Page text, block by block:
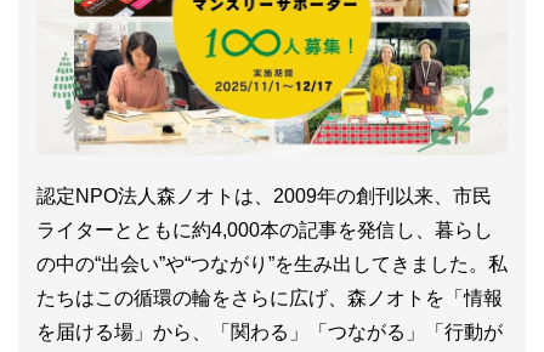
認定NPO法人森ノオトは、2009年の創刊以来、市民
ライターとともに約4,000本の記事を発信し、暮らし
の中の“出会い”や“つながり”を生み出してきました。私
たちはこの循環の輪をさらに広げ、森ノオトを「情報
を届ける場」から、「関わる」「つながる」「行動が